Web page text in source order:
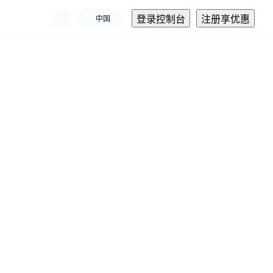
中国 登录控制台 注册享优惠